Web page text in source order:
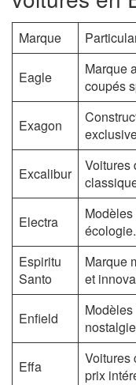
Marque
Eagle
Marque
coupés
Exagon
Excalibur
Voitures
Electra
écologie.
Espiritu
Santo
Marque
et
Enfield
Effa
Voitures
prix